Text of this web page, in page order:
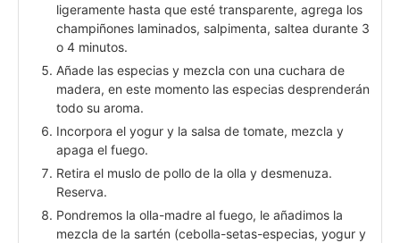
ligeramente hasta que esté transparente, agrega los
champiñones laminados, salpimenta, saltea durante 3
o 4 minutos.
Añade las especias y mezcla con una cuchara de
madera, en este momento las especias desprenderán
todo su aroma.
Incorpora el yogur y la salsa de tomate, mezcla y
apaga el fuego.
Retira el muslo de pollo de la olla y desmenuza.
Reserva.
Pondremos la olla-madre al fuego, le añadimos la
mezcla de la sartén (cebolla-setas-especias, yogur y